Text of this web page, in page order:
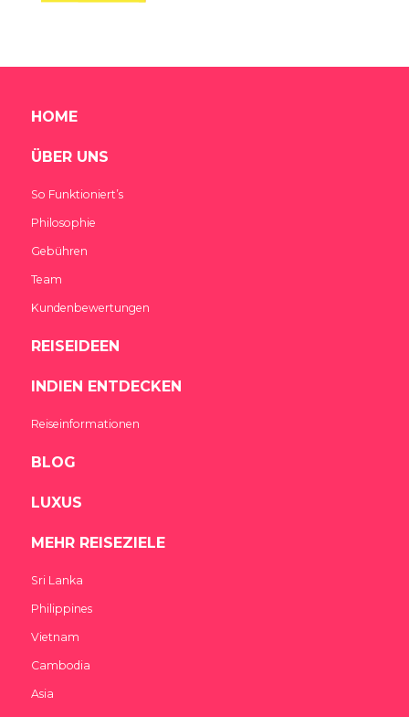
HOME
ÜBER UNS
So Funktioniert’s
Philosophie
Gebühren
Team
Kundenbewertungen
REISEIDEEN
INDIEN ENTDECKEN
Reiseinformationen
BLOG
LUXUS
MEHR REISEZIELE
Sri Lanka
Philippines
Vietnam
Cambodia
Asia